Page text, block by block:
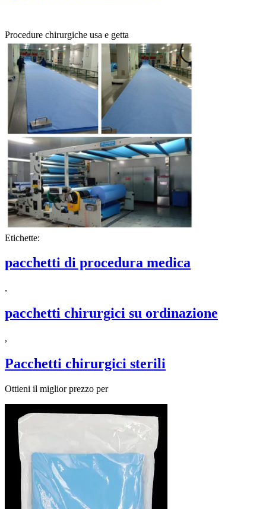
Procedure chirurgiche usa e getta
Etichette:
pacchetti di procedura medica
,
pacchetti chirurgici su ordinazione
,
Pacchetti chirurgici sterili
Ottieni il miglior prezzo per